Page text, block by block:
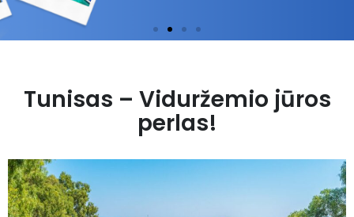
PILDYK UŽKLAUSĄ
Tunisas – Viduržemio jūros
perlas!